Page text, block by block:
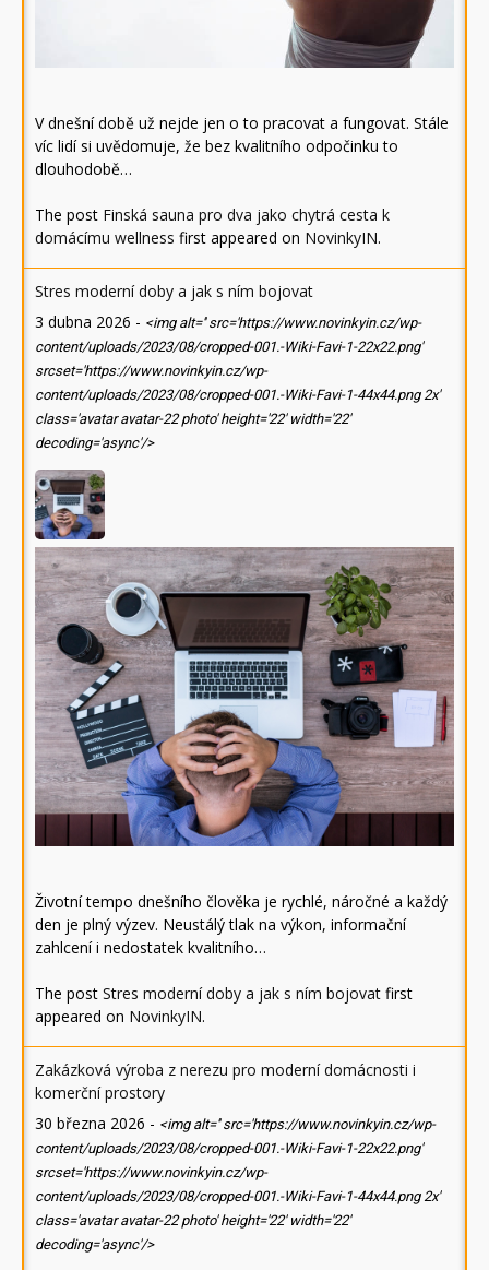
V dnešní době už nejde jen o to pracovat a fungovat. Stále
víc lidí si uvědomuje, že bez kvalitního odpočinku to
dlouhodobě…
The post Finská sauna pro dva jako chytrá cesta k
domácímu wellness first appeared on NovinkyIN.
Stres moderní doby a jak s ním bojovat
3 dubna 2026 - <img alt='' src='https://www.novinkyin.cz/wp-
content/uploads/2023/08/cropped-001.-Wiki-Favi-1-22x22.png'
srcset='https://www.novinkyin.cz/wp-
content/uploads/2023/08/cropped-001.-Wiki-Favi-1-44x44.png 2x'
class='avatar avatar-22 photo' height='22' width='22'
decoding='async'/>
Životní tempo dnešního člověka je rychlé, náročné a každý
den je plný výzev. Neustálý tlak na výkon, informační
zahlcení i nedostatek kvalitního…
The post Stres moderní doby a jak s ním bojovat first
appeared on NovinkyIN.
Zakázková výroba z nerezu pro moderní domácnosti i
komerční prostory
30 března 2026 - <img alt='' src='https://www.novinkyin.cz/wp-
content/uploads/2023/08/cropped-001.-Wiki-Favi-1-22x22.png'
srcset='https://www.novinkyin.cz/wp-
content/uploads/2023/08/cropped-001.-Wiki-Favi-1-44x44.png 2x'
class='avatar avatar-22 photo' height='22' width='22'
decoding='async'/>